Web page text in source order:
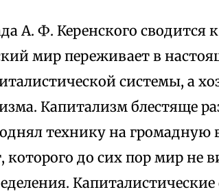
А. Ф. Керенского сводится
мир переживает в
системы, а
Капитализм блестя­ще
технику на гро­мадную
которого до сих пор мир не